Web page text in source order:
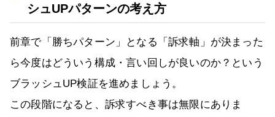
シュUPパターンの考え方
前章で「勝ちパターン」となる「訴求軸」が決まった
ら今度はどういう構成・言い回しが良いのか？という
ブラッシュUP検証を進めましょう。
この段階になると、訴求すべき事は無限にありま